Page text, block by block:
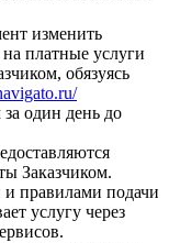
изменить
платные услуги
обязуясь
один день до
Заказчиком.
правилами подачи
услугу через